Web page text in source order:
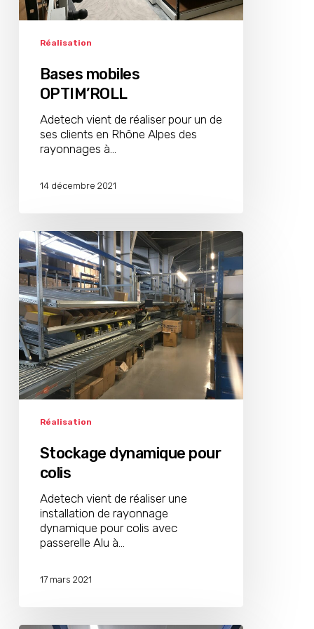
Réalisation
Bases mobiles
OPTIM’ROLL
Adetech vient de réaliser pour un de
ses clients en Rhône Alpes des
rayonnages à…
14 décembre 2021
Stockage
dynamique
pour
colis
Réalisation
Stockage dynamique pour
colis
Adetech vient de réaliser une
installation de rayonnage
dynamique pour colis avec
passerelle Alu à…
17 mars 2021